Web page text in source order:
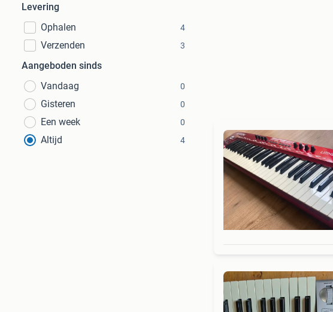
Levering
Ophalen
4
Verzenden 3
Aangeboden sinds
Vandaag
0
Gisteren 0
Een week 0
Altijd 4